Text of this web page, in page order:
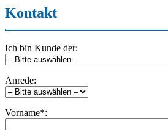
Kontakt
Ich bin Kunde der:
Anrede:
Vorname*: